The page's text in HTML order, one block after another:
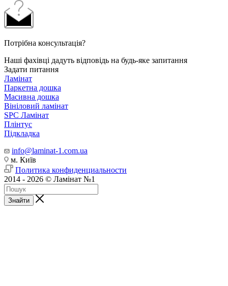
Потрібна консультація?
Наші фахівці дадуть відповідь на будь-яке запитання
Задати питання
Ламінат
Паркетна дошка
Масивна дошка
Вініловий ламінат
SPC Ламінат
Плінтус
Підкладка
info@laminat-1.com.ua
м. Київ
Политика конфиденциальности
2014 - 2026 © Ламінат №1
Знайти